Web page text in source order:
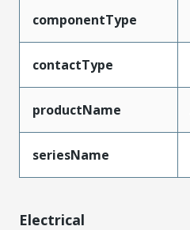
componentType
contactType
productName
seriesName
Electrical